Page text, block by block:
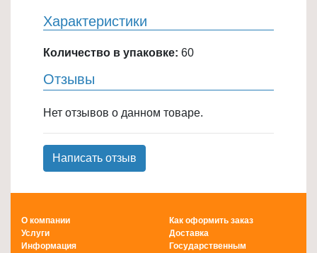
Характеристики
Количество в упаковке: 60
Отзывы
Нет отзывов о данном товаре.
Написать отзыв
О компании
Услуги
Информация
Как оформить заказ
Доставка
Государственным